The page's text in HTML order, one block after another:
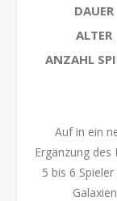
DAUER
ALTER
ANZAHL
Auf in ein
Ergänzung
5 bis 6